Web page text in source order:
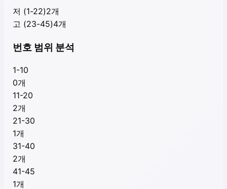
저 (1-22)2개
고 (23-45)4개
번호 범위 분석
1-10
0개
11-20
2개
21-30
1개
31-40
2개
41-45
1개